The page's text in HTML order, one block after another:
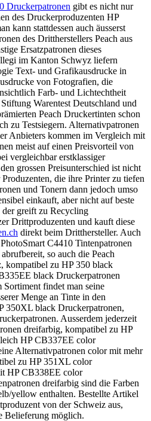
Druckerpatronen gibt es nicht nur
des Druckerproduzenten HP
kann stattdessen auch äusserst
des Drittherstellers Peach aus
Ersatzpatronen dieses
im Kanton Schwyz liefern
Text- und Grafikausdrucke in
von Fotografien, die
Farb- und Lichtechtheit
Warentest Deutschland und
Peach Druckertinten schon
zu Testsiegern. Alternativpatronen
Anbieters kommen im Vergleich mit
meist auf einen Preisvorteil von
vergleichbar erstklassiger
grossen Preisunterschied ist nicht
die ihre Printer zu tiefen
und Tonern dann jedoch umso
einkauft, aber nicht auf beste
greift zu Recycling
Drittproduzenten und kauft diese
direkt beim Dritthersteller. Auch
C4410 Tintenpatronen
so auch die Peach
kompatibel zu HP 350 black
black Druckerpatronen
findet man seine
Menge an Tinte in den
350XL black Druckerpatronen,
Ausserdem jederzeit
dreifarbig, kompatibel zu HP
HP CB337EE color
Alternativpatronen color mit mehr
zu HP 351XL color
HP CB338EE color
dreifarbig sind die Farben
yellow enthalten. Bestellte Artikel
von der Schweiz aus,
Belieferung möglich.